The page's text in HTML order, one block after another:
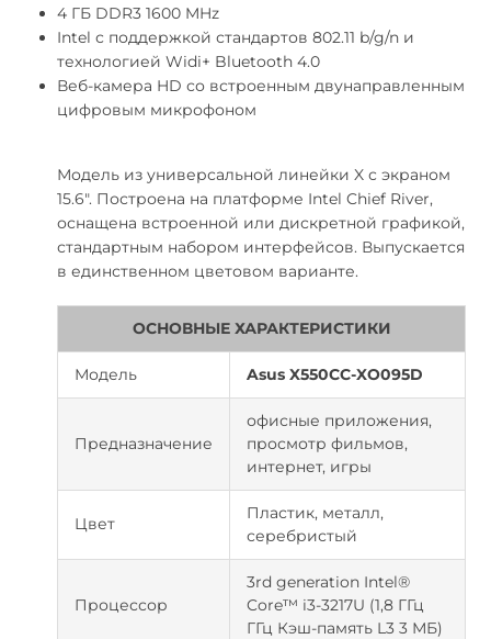
4 ГБ DDR3 1600 MHz
Intel с поддержкой стандартов 802.11 b/g/n и
технологией Widi+ Bluetooth 4.0
Веб-камера HD со встроенным двунаправленным
цифровым микрофоном
Модель из универсальной линейки X с экраном
15.6". Построена на платформе Intel Chief River,
оснащена встроенной или дискретной графикой,
стандартным набором интерфейсов. Выпускается
в единственном цветовом варианте.
ОСНОВНЫЕ ХАРАКТЕРИСТИКИ
Модель Asus X550CC-XO095D
Предназначение
офисные приложения,
просмотр фильмов,
интернет, игры
Цвет
Пластик, металл,
серебристый
Процессор
3rd generation Intel®
Core™ i3-3217U (1,8 ГГц
ГГц Кэш-память L3 3 МБ)